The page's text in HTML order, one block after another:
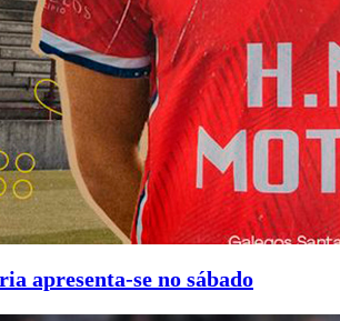
apresenta-se no sábado